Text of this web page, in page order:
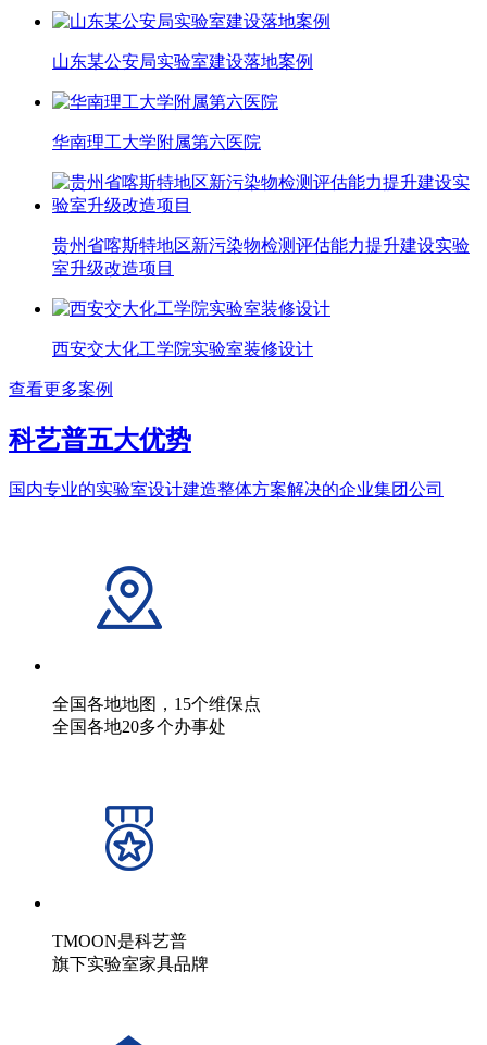
山东某公安局实验室建设落地案例
华南理工大学附属第六医院
贵州省喀斯特地区新污染物检测评估能力提升建设实验
室升级改造项目
西安交大化工学院实验室装修设计
查看更多案例
科艺普五大优势
国内专业的实验室设计建造整体方案解决的企业集团公司
全国各地地图，15个维保点
全国各地20多个办事处
TMOON是科艺普
旗下实验室家具品牌